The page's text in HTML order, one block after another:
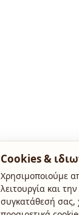
Cookies &
Χρησιμοποιούμε
λειτουργία και
συγκατάθεσή σας,